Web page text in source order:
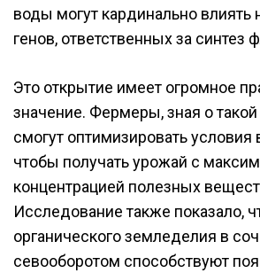
воды могут кардинально влиять
генов, ответственных за синтез
Это открытие имеет огромное
значение. Фермеры, зная о
смогут оптимизировать
чтобы получать урожай с
концентрацией полезных
Исследование также показало,
органического земледелия в
севооборотом способствуют